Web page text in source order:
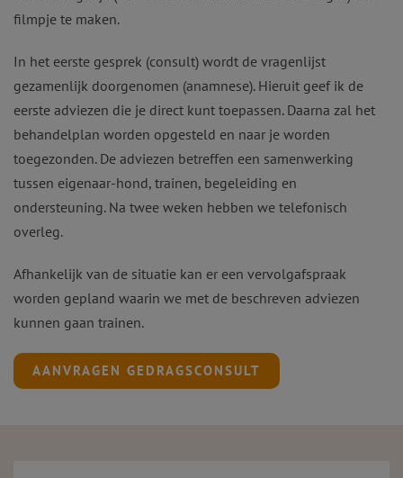
filmpje te maken.
In het eerste gesprek (consult) wordt de vragenlijst
gezamenlijk doorgenomen (anamnese). Hieruit geef ik de
eerste adviezen die je direct kunt toepassen. Daarna zal het
behandelplan worden opgesteld en naar je worden
toegezonden. De adviezen betreffen een samenwerking
tussen eigenaar-hond, trainen, begeleiding en
ondersteuning. Na twee weken hebben we telefonisch
overleg.
Afhankelijk van de situatie kan er een vervolgafspraak
worden gepland waarin we met de beschreven adviezen
kunnen gaan trainen.
AANVRAGEN GEDRAGSCONSULT